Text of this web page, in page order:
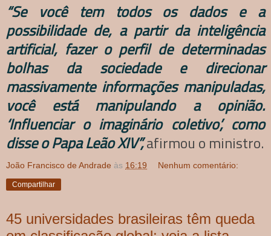
“Se você tem todos os dados e a
possibilidade de, a partir da inteligência
artificial, fazer o perfil de determinadas
bolhas da sociedade e direcionar
massivamente informações manipuladas,
você está manipulando a opinião.
‘Influenciar o imaginário coletivo’, como
disse o Papa Leão XIV”,afirmou o ministro.
João Francisco de Andrade às 16:19 Nenhum comentário:
Compartilhar
45 universidades brasileiras têm queda